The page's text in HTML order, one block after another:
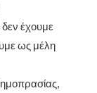
έχουμε
ως μέλη